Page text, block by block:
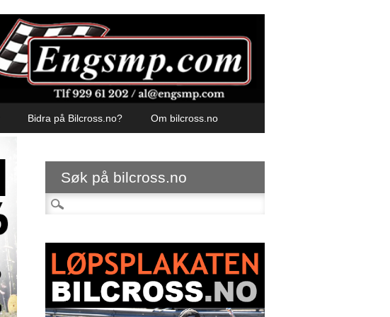
Bidra på Bilcross.no? Om bilcross.no
Søk på bilcross.no
Søk etter: